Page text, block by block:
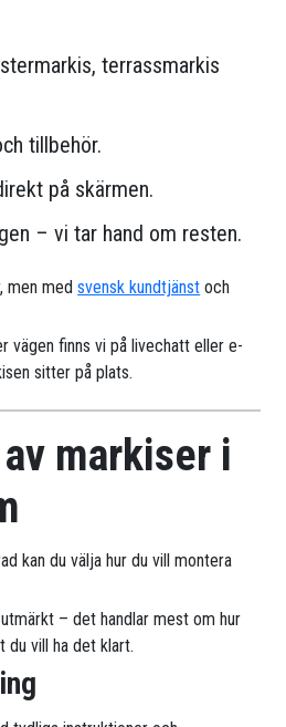
terrassmarkis
tillbehör.
på skärmen.
– vi tar hand om resten.
men medsvensk kundtjänst och
vägen finns vi på livechatt eller e-
sitter på plats.
markiser i
kan du välja hur du vill montera
– det handlar mest om hur
du vill ha det klart.